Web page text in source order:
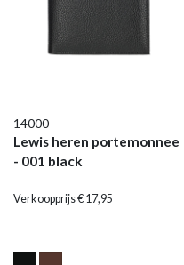
14000
Lewis heren portemonnee
- 001 black
Verkoopprijs € 17,95